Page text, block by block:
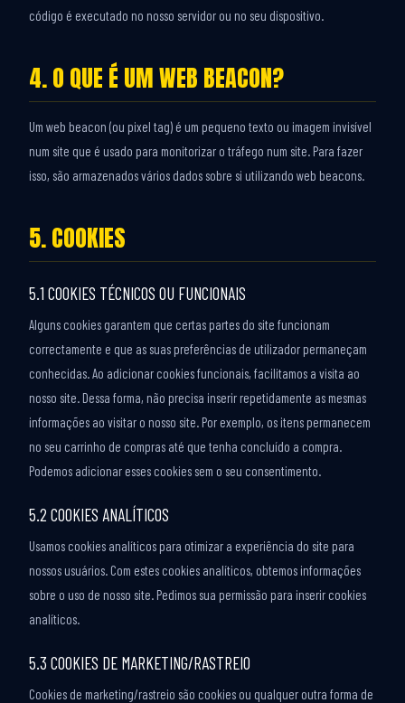
código é executado no nosso servidor ou no seu dispositivo.
4. O QUE É UM WEB BEACON?
Um web beacon (ou pixel tag) é um pequeno texto ou imagem invisível
num site que é usado para monitorizar o tráfego num site. Para fazer
isso, são armazenados vários dados sobre si utilizando web beacons.
5. COOKIES
5.1 COOKIES TÉCNICOS OU FUNCIONAIS
Alguns cookies garantem que certas partes do site funcionam
correctamente e que as suas preferências de utilizador permaneçam
conhecidas. Ao adicionar cookies funcionais, facilitamos a visita ao
nosso site. Dessa forma, não precisa inserir repetidamente as mesmas
informações ao visitar o nosso site. Por exemplo, os itens permanecem
no seu carrinho de compras até que tenha concluído a compra.
Podemos adicionar esses cookies sem o seu consentimento.
5.2 COOKIES ANALÍTICOS
Usamos cookies analíticos para otimizar a experiência do site para
nossos usuários. Com estes cookies analíticos, obtemos informações
sobre o uso de nosso site. Pedimos sua permissão para inserir cookies
analíticos.
5.3 COOKIES DE MARKETING/RASTREIO
Cookies de marketing/rastreio são cookies ou qualquer outra forma de